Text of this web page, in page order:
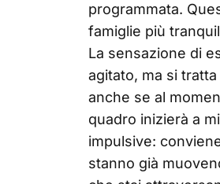
programmata.
famiglie più
La sensazione di
agitato, ma si
anche se al
quadro inizierà a
impulsive:
stanno già